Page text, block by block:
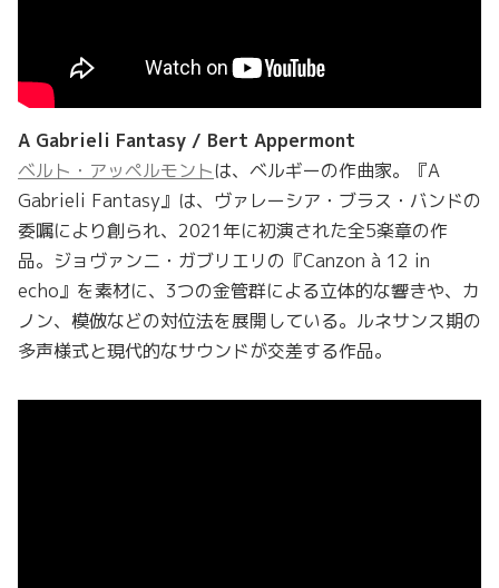
A Gabrieli Fantasy / Bert Appermont
ベルト・アッペルモントは、ベルギーの作曲家。『A
Gabrieli Fantasy』は、ヴァレーシア・ブラス・バンドの
委嘱により創られ、2021年に初演された全5楽章の作
品。ジョヴァンニ・ガブリエリの『Canzon à 12 in
echo』を素材に、3つの金管群による立体的な響きや、カ
ノン、模倣などの対位法を展開している。ルネサンス期の
多声様式と現代的なサウンドが交差する作品。